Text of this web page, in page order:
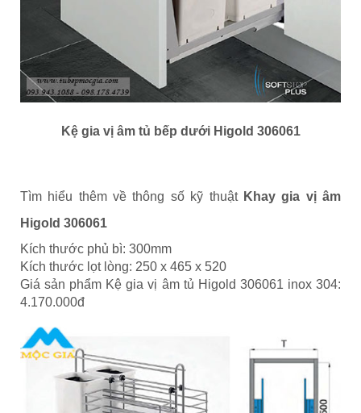
Kệ gia vị âm tủ bếp dưới Higold 306061
Tìm hiểu thêm về thông số kỹ thuật Khay gia vị âm
Higold 306061
Kích thước phủ bì: 300mm
Kích thước lọt lòng: 250 x 465 x 520
Giá sản phẩm Kệ gia vị âm tủ Higold 306061 inox 304:
4.170.000đ